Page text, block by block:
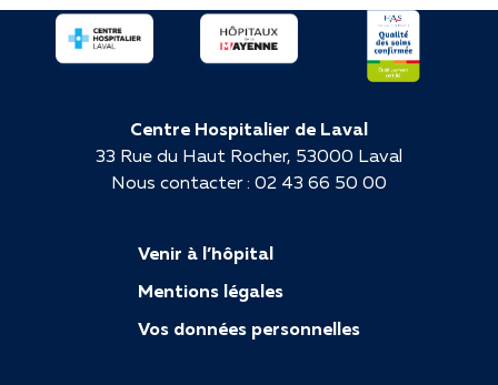
Centre Hospitalier de Laval
33 Rue du Haut Rocher, 53000 Laval
Nous contacter : 02 43 66 50 00
Venir à l’hôpital
Mentions légales
Vos données personnelles